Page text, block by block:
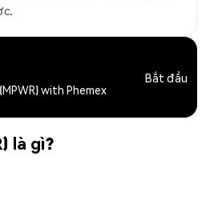
with Phemex
Bắt đầu
là gì?